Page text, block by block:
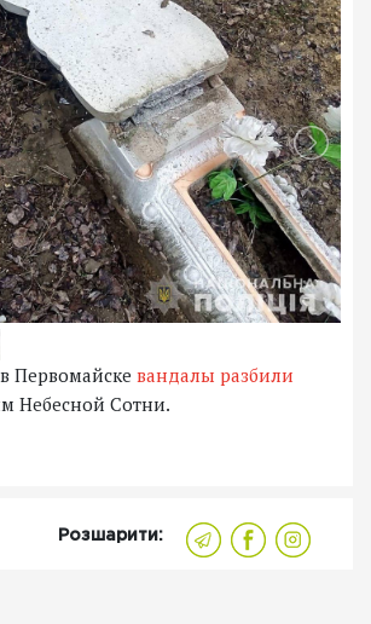
Первомайске вандалы разбили
Небесной Сотни.
Розшарити: